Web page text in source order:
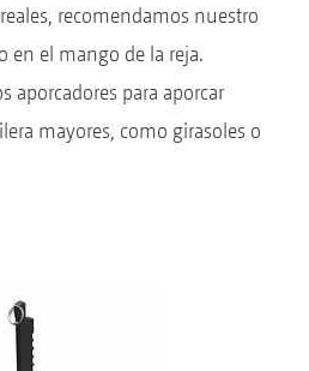
recomendamos nuestro
en el mango de la reja.
aporcadores para aporcar
mayores, como girasoles o